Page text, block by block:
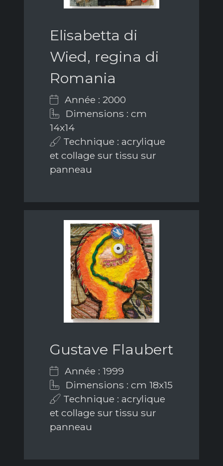
Elisabetta di
Wied, regina di
Romania
Année : 2000
Dimensions : cm
14x14
Technique : acrylique
et collage sur tissu sur
panneau
Gustave Flaubert
Année : 1999
Dimensions : cm 18x15
Technique : acrylique
et collage sur tissu sur
panneau